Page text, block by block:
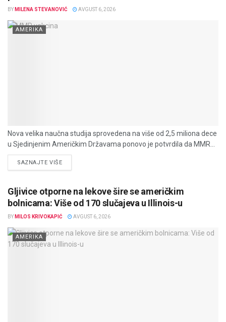
BY MILENA STEVANOVIĆ AVGUST 6, 2026
AMERIKA
Nova velika naučna studija sprovedena na više od 2,5 miliona dece
u Sjedinjenim Američkim Državama ponovo je potvrdila da MMR...
SAZNAJTE VIŠEDETAILS
Gljivice otporne na lekove šire se američkim
bolnicama: Više od 170 slučajeva u Illinois-u
BY MILOS KRIVOKAPIĆ AVGUST 6, 2026
AMERIKA